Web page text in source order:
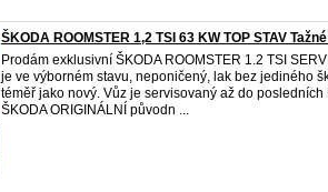
ŠKODA ROOMSTER 1,2 TSI 63 KW TOP STAV
Prodám exklusivní ŠKODA ROOMSTER 1.2 TSI
je ve výborném stavu, neponičený, lak bez jediného
téměř jako nový. Vůz je servisovaný až do
ŠKODA ORIGINÁLNÍ původn ...